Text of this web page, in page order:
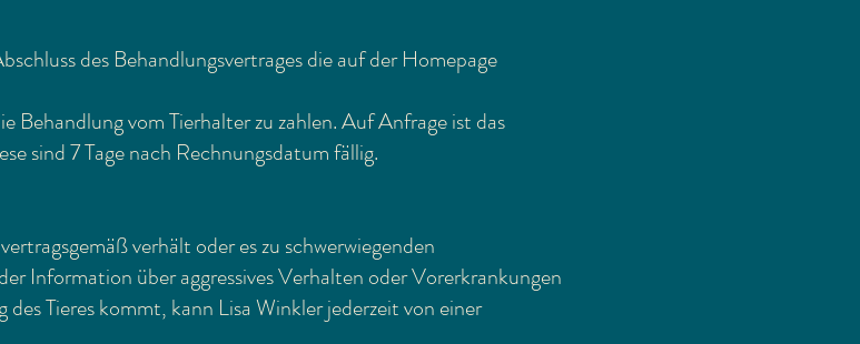
des Behandlungsvertrages die auf der Homepage
Behandlung vom Tierhalter zu zahlen. Auf Anfrage ist das
sind 7 Tage nach Rechnungsdatum fällig.
verhält oder es zu schwerwiegenden
Information über aggressives Verhalten oder Vorerkrankungen
Tieres kommt, kann Lisa Winkler jederzeit von einer